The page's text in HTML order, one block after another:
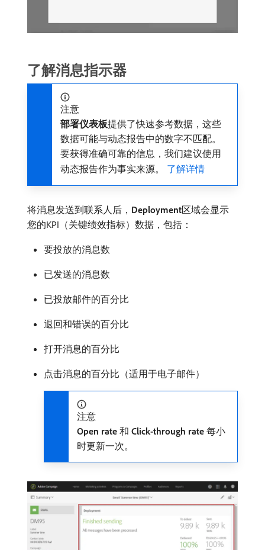
了解消息指示器
注意
部署仪表板​提供了快速参考数据，这些
数据可能与动态报告中的数字不匹配。
要获得准确可靠的信息，我们建议使用
动态报告作为事实来源。 了解详情
将消息发送到联系人后， Deployment​区域会显示
您的KPI（关键绩效指标）数据，包括：
要投放的消息数
已发送的消息数
已投放邮件的百分比
退回和错误的百分比
打开消息的百分比
点击消息的百分比（适用于电子邮件）
注意
Open rate 和 Click-through rate 每小
时更新一次。